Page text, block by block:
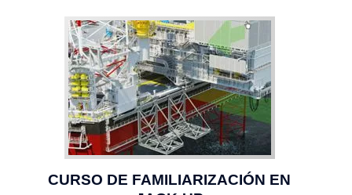
CURSO DE FAMILIARIZACIÓN EN